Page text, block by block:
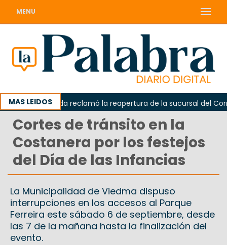
MENU
MAS LEIDOS
Odarda reclamó la reapertura de la sucursal del Correo
Cortes de tránsito en la
Costanera por los festejos
del Día de las Infancias
La Municipalidad de Viedma dispuso
interrupciones en los accesos al Parque
Ferreira este sábado 6 de septiembre, desde
las 7 de la mañana hasta la finalización del
evento.